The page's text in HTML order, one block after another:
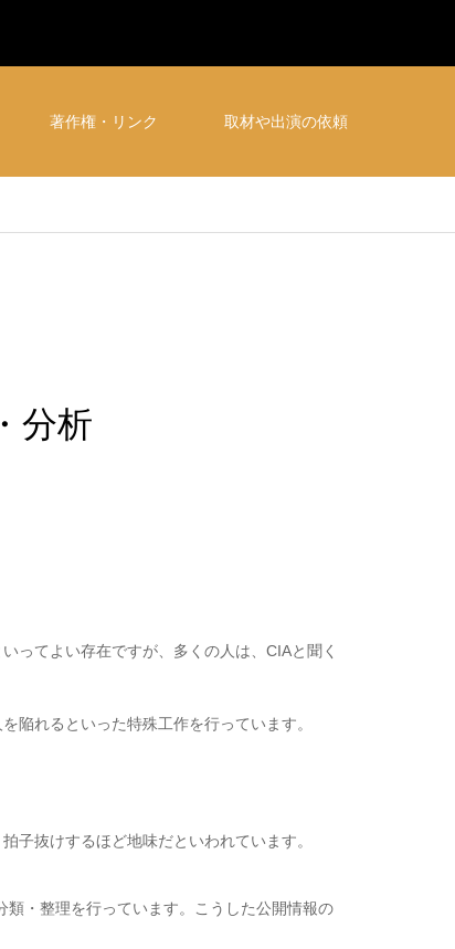
著作権・リンク 取材や出演の依頼
分析
ってよい存在ですが、多くの人は、CIAと聞く
陥れるといった特殊工作を行っています。
子抜けするほど地味だといわれています。
・整理を行っています。こうした公開情報の